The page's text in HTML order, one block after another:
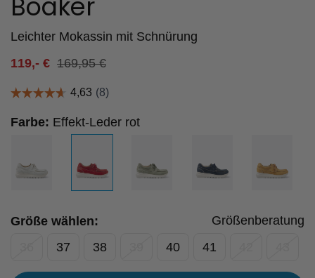
Boaker
Leichter Mokassin mit Schnürung
169,95€
119,- €
Farbe: Effekt-Leder rot
Größe wählen:
Größenberatung
37 38 40 41